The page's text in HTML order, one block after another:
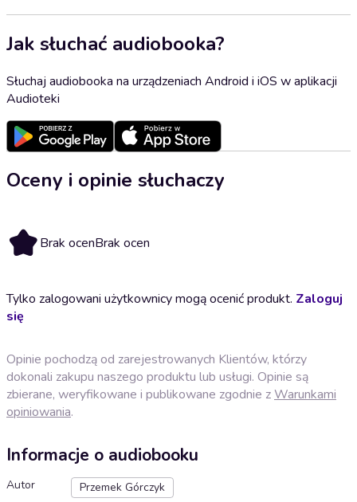
Jak słuchać audiobooka?
Słuchaj audiobooka na urządzeniach Android i iOS w aplikacji
Audioteki
Oceny i opinie słuchaczy
Brak ocenBrak ocen
Tylko zalogowani użytkownicy mogą ocenić produkt. Zaloguj
się
Opinie pochodzą od zarejestrowanych Klientów, którzy
dokonali zakupu naszego produktu lub usługi. Opinie są
zbierane, weryfikowane i publikowane zgodnie zWarunkami
opiniowania.
Informacje o audiobooku
Autor
Przemek Górczyk